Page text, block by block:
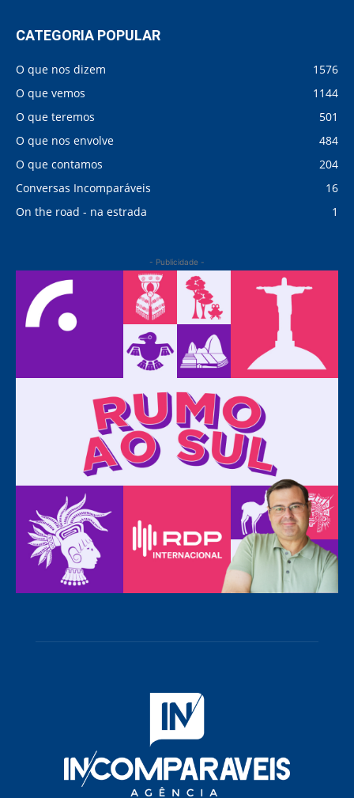
CATEGORIA POPULAR
O que nos dizem
1576
O que vemos
1144
O que teremos
501
O que nos envolve
484
O que contamos
204
Conversas Incomparáveis
16
On the road - na estrada
1
- Publicidade -